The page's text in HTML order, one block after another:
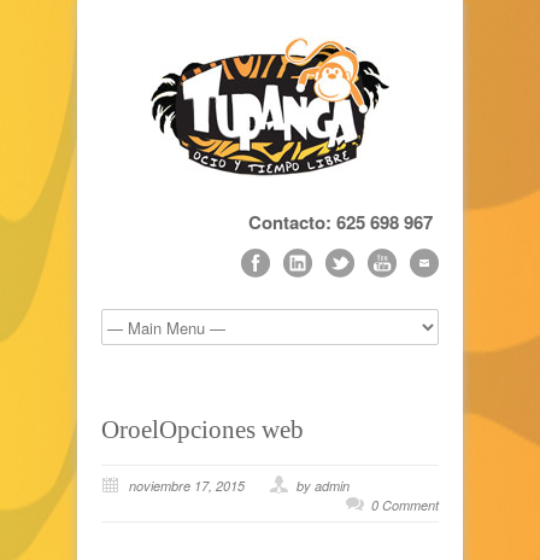
Contacto: 625 698 967
OroelOpciones web
noviembre 17, 2015
by admin
0 Comment